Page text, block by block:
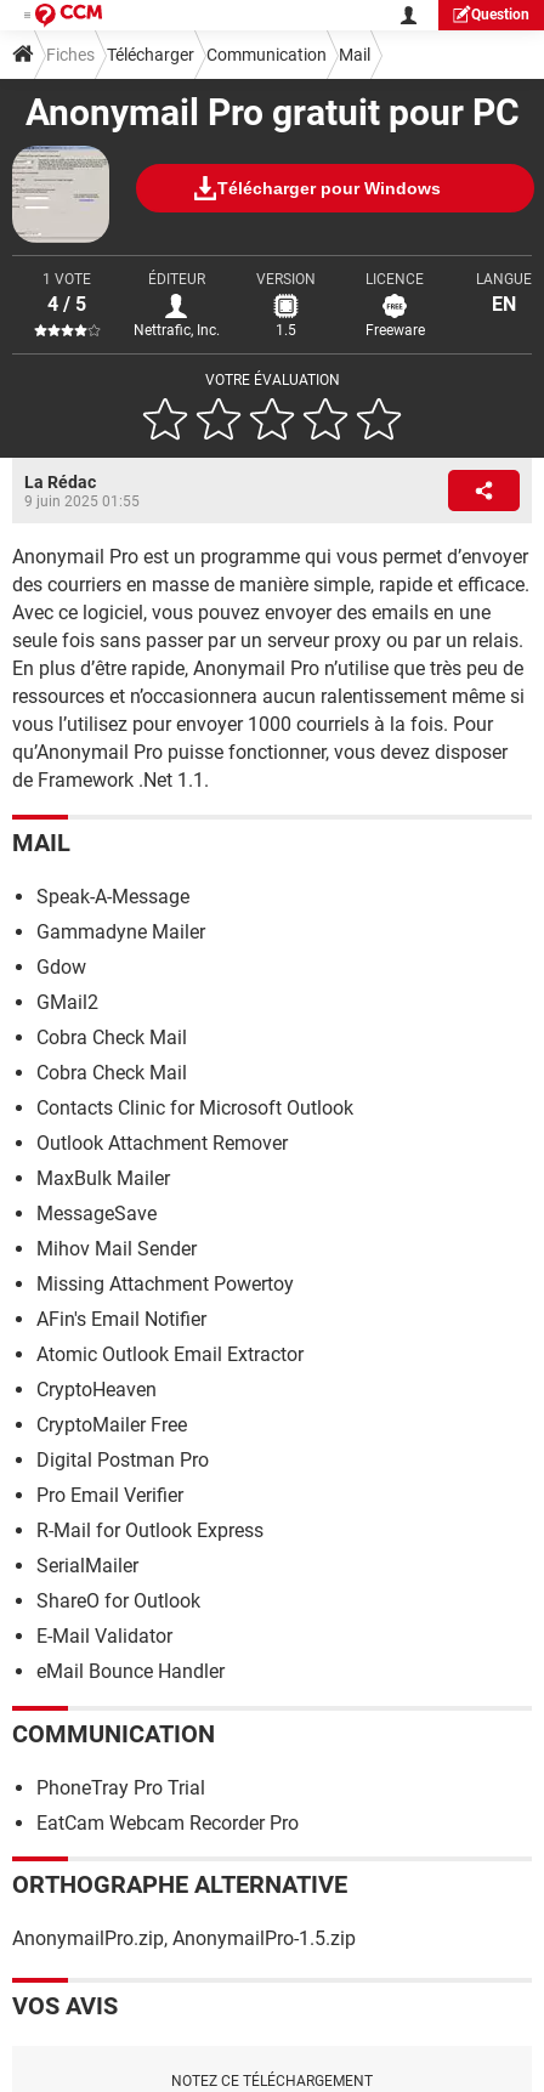
Question
Anonymail Pro gratuit pour PC
Télécharger pour Windows
VOTRE ÉVALUATION
1 VOTE
4 / 5
ÉDITEUR
Nettrafic, Inc.
VERSION
1.5
LICENCE
Freeware
LANGUE
EN
Fiches Télécharger Communication Mail
La Rédac
9 juin 2025 01:55
Anonymail Pro est un programme qui vous permet d’envoyer
des courriers en masse de manière simple, rapide et efficace.
Avec ce logiciel, vous pouvez envoyer des emails en une
seule fois sans passer par un serveur proxy ou par un relais.
En plus d’être rapide, Anonymail Pro n’utilise que très peu de
ressources et n’occasionnera aucun ralentissement même si
vous l’utilisez pour envoyer 1000 courriels à la fois. Pour
qu’Anonymail Pro puisse fonctionner, vous devez disposer
de Framework .Net 1.1.
MAIL
Speak-A-Message
Gammadyne Mailer
Gdow
GMail2
Cobra Check Mail
Cobra Check Mail
Contacts Clinic for Microsoft Outlook
Outlook Attachment Remover
MaxBulk Mailer
MessageSave
Mihov Mail Sender
Missing Attachment Powertoy
AFin's Email Notifier
Atomic Outlook Email Extractor
CryptoHeaven
CryptoMailer Free
Digital Postman Pro
Pro Email Verifier
R-Mail for Outlook Express
SerialMailer
ShareO for Outlook
E-Mail Validator
eMail Bounce Handler
COMMUNICATION
PhoneTray Pro Trial
EatCam Webcam Recorder Pro
ORTHOGRAPHE ALTERNATIVE
AnonymailPro.zip, AnonymailPro-1.5.zip
VOS AVIS
NOTEZ CE TÉLÉCHARGEMENT